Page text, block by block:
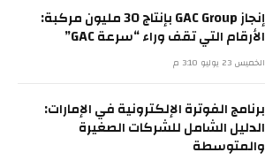
إنجاز GAC Group بإنتاج 30 مليون مركبة:
الأرقام التي تقف وراء “سرعة GAC”
الخميس 23 يوليو 3:10 م
برنامج الفوترة الإلكترونية في الإمارات:
الدليل الشامل للشركات الصغيرة
والمتوسطة